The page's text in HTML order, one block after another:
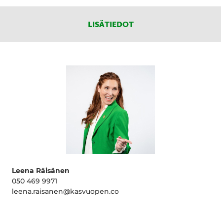
LISÄTIEDOT
Leena Räisänen
050 469 9971
leena.raisanen@kasvuopen.co